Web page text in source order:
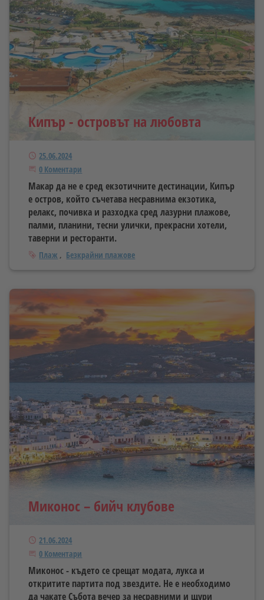
Кипър - островът на любовта
Публикуван
25.06.2024
Започнете дискусията
0 Коментари
Макар да не е сред екзотичните дестинации, Кипър
е остров, който съчетава несравнима екзотика,
релакс, почивка и разходка сред лазурни плажове,
палми, планини, тесни улички, прекрасни хотели,
таверни и ресторанти.
Тагове
Плаж Безкрайни плажове
Миконос – бийч клубове
Публикуван
21.06.2024
Започнете дискусията
0 Коментари
Миконос - където се срещат модата, лукса и
откритите партита под звездите. Не е необходимо
да чакате Събота вечер за несравними и щури